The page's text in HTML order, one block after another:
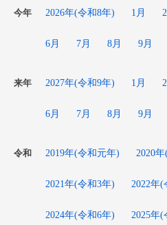
今年 2026年(令和8年) 1月
6月 7月 8月 9月
来年 2027年(令和9年) 1月
6月 7月 8月 9月
令和 2019年(令和元年) 2020
2021年(令和3年) 2022年(
2024年(令和6年) 2025年(